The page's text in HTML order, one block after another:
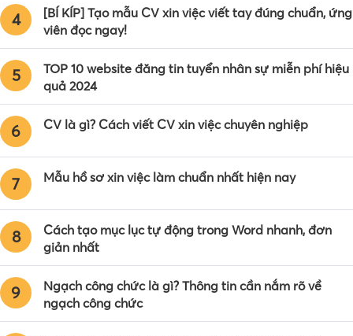
4
[BÍ KÍP] Tạo mẫu CV xin việc viết tay đúng chuẩn, ứng
viên đọc ngay!
5
TOP 10 website đăng tin tuyển nhân sự miễn phí hiệu
quả 2024
6 CV là gì? Cách viết CV xin việc chuyên nghiệp
7 Mẫu hồ sơ xin việc làm chuẩn nhất hiện nay
8
Cách tạo mục lục tự động trong Word nhanh, đơn
giản nhất
9
Ngạch công chức là gì? Thông tin cần nắm rõ về
ngạch công chức